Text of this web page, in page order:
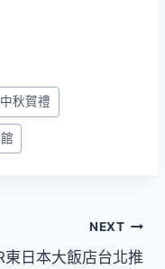
中秋賀禮
NEXT
東日本大飯店台北推